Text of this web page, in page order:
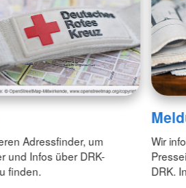
Adressfinder, um
und Infos über DRK-
finden.
Wir
DRK.